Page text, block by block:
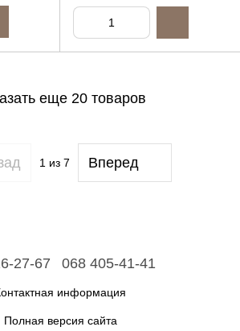
еще 20 товаров
1из 7 Вперед
27-67 068 405-41-41
информация
Полная версия сайта